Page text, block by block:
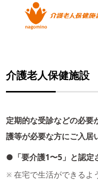
介護老人保健施
定期的な受診などの必要
護等が必要な方にご入居
●「要介護1〜5」と認定
在宅で生活ができるよ